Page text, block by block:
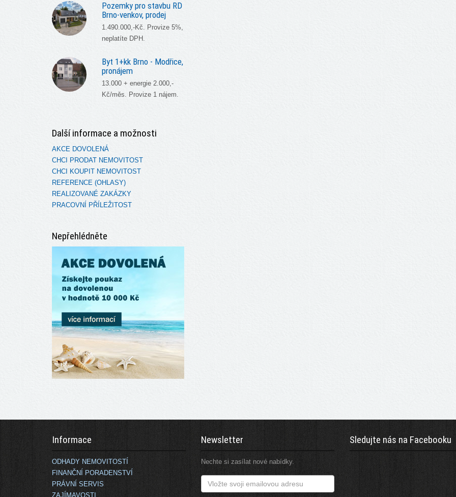
Pozemky pro stavbu RD
Brno-venkov, prodej
1.490.000,-Kč. Provize 5%,
neplatíte DPH.
Byt 1+kk Brno - Modřice,
pronájem
13.000 + energie 2.000,-
Kč/měs. Provize 1 nájem.
Další informace a možnosti
AKCE DOVOLENÁ
CHCI PRODAT NEMOVITOST
CHCI KOUPIT NEMOVITOST
REFERENCE (OHLASY)
REALIZOVANÉ ZAKÁZKY
PRACOVNÍ PŘÍLEŽITOST
Nepřehlédněte
Informace
ODHADY NEMOVITOSTÍ
FINANČNÍ PORADENSTVÍ
PRÁVNÍ SERVIS
ZAJÍMAVOSTI
Newsletter
Nechte si zasílat nové nabídky.
Sledujte nás na Facebooku